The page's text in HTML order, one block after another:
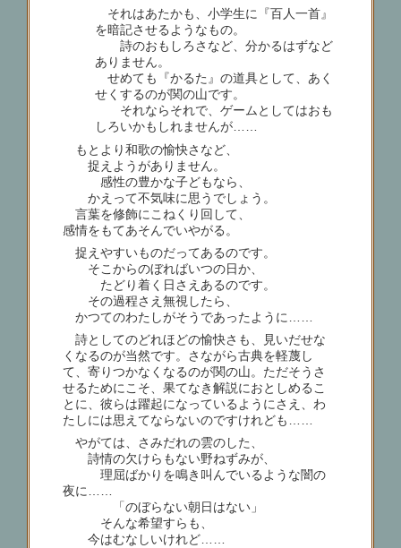
それはあたかも、小学生に『百人一首』
を暗記させるようなもの。
詩のおもしろさなど、分かるはずなど
ありません。
せめても『かるた』の道具として、あく
せくするのが関の山です。
それならそれで、ゲームとしてはおも
しろいかもしれませんが……
もとより和歌の愉快さなど、
捉えようがありません。
感性の豊かな子どもなら、
かえって不気味に思うでしょう。
言葉を修飾にこねくり回して、
感情をもてあそんでいやがる。
捉えやすいものだってあるのです。
そこからのぼればいつの日か、
たどり着く日さえあるのです。
その過程さえ無視したら、
かつてのわたしがそうであったように……
詩としてのどれほどの愉快さも、見いだせな
くなるのが当然です。さながら古典を軽蔑し
て、寄りつかなくなるのが関の山。ただそうさ
せるためにこそ、果てなき解説におとしめるこ
とに、彼らは躍起になっているようにさえ、わ
たしには思えてならないのですけれども……
やがては、さみだれの雲のした、
詩情の欠けらもない野ねずみが、
理屈ばかりを鳴き叫んでいるような闇の
夜に……
「のぼらない朝日はない」
そんな希望すらも、
今はむなしいけれど……